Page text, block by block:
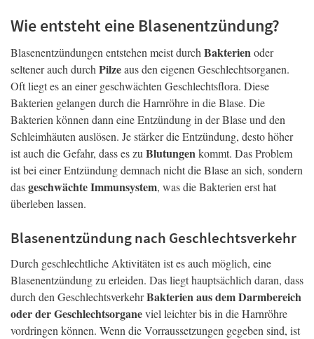
Wie entsteht eine Blasenentzündung?
Blasenentzündungen entstehen meist durch Bakterienoder
seltener auch durch Pilzeaus den eigenen Geschlechtsorganen.
Oft liegt es an einer geschwächten Geschlechtsflora. Diese
Bakterien gelangen durch die Harnröhre in die Blase. Die
Bakterien können dann eine Entzündung in der Blase und den
Schleimhäuten auslösen. Je stärker die Entzündung, desto höher
ist auch die Gefahr, dass es zu Blutungenkommt. Das Problem
ist bei einer Entzündung demnach nicht die Blase an sich, sondern
dasgeschwächte Immunsystem, was die Bakterien erst hat
überleben lassen.
Blasenentzündung nach Geschlechtsverkehr
Durch geschlechtliche Aktivitäten ist es auch möglich, eine
Blasenentzündung zu erleiden. Das liegt hauptsächlich daran, dass
durch den GeschlechtsverkehrBakterien aus dem Darmbereich
oder der Geschlechtsorganeviel leichter bis in die Harnröhre
vordringen können. Wenn die Vorraussetzungen gegeben sind, ist